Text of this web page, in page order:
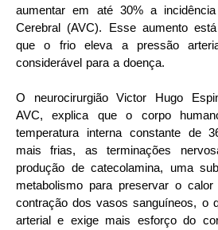
aumentar em até 30% a
Cerebral (AVC). Esse aumento
que o frio eleva a pressão
considerável para a doença.
O neurocirurgião Victor Hugo
AVC, explica que o corpo
temperatura interna constante de
mais frias, as terminações
produção de catecolamina, uma
metabolismo para preservar o
contração dos vasos sanguíneos, o
arterial e exige mais esforço do